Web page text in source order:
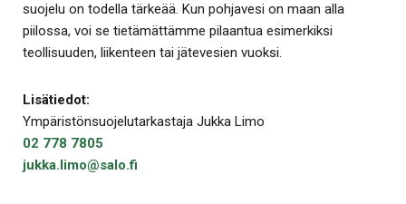
suojelu on todella tärkeää. Kun pohjavesi on maan alla
piilossa, voi se tietämättämme pilaantua esimerkiksi
teollisuuden, liikenteen tai jätevesien vuoksi.
Lisätiedot:
Ympäristönsuojelutarkastaja Jukka Limo
02 778 7805
jukka.limo@salo.fi